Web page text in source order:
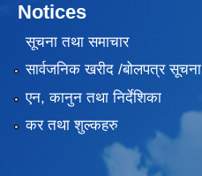
Notices
सूचना तथा समाचार
सार्वजनिक खरीद /बोलपत्र सूचना
एन, कानुन तथा निर्देशिका
कर तथा शुल्कहरु